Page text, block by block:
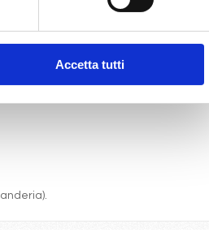
Accetta tutti
discoteca.